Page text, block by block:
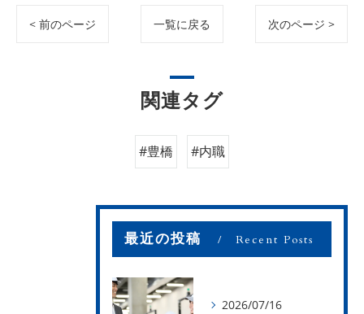
< 前のページ 一覧に戻る 次のページ >
関連タグ
#豊橋 #内職
最近の投稿 Recent Posts
2026/07/16